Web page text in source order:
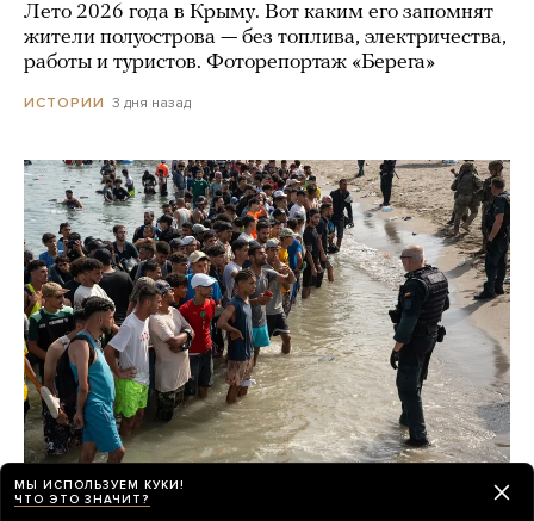
Лето 2026 года в Крыму. Вот каким его запомнят
жители полуострова — без топлива, электричества,
работы и туристов. Фоторепортаж «Берега»
ИСТОРИИ 3 дня назад
К чему может привести кризис в Сеуте?
МЫ ИСПОЛЬЗУЕМ КУКИ!
ЧТО ЭТО ЗНАЧИТ?